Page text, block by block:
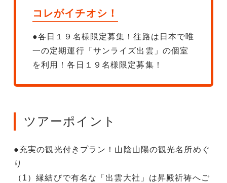
コレがイチオシ！
●各日１９名様限定募集！往路は日本で唯
一の定期運行「サンライズ出雲」の個室
を利用！各日１９名様限定募集！
ツアーポイント
●充実の観光付きプラン！山陰山陽の観光名所めぐ
り
（1）縁結びで有名な「出雲大社」は昇殿祈祷へご